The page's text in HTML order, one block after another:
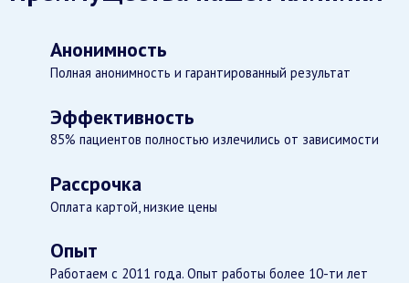
Анонимность
Полная анонимность и гарантированный результат
Эффективность
85% пациентов полностью излечились от зависимости
Рассрочка
Оплата картой, низкие цены
Опыт
Работаем с 2011 года. Опыт работы более 10-ти лет